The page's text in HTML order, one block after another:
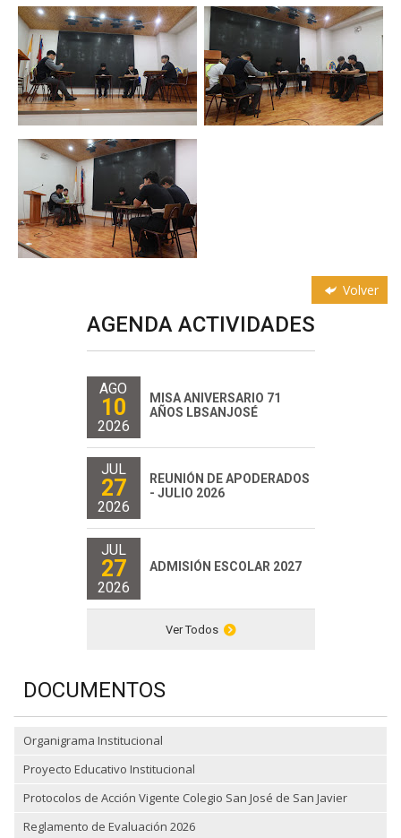
Volver
AGENDA ACTIVIDADES
AGO
10
2026
MISA ANIVERSARIO 71
AÑOS LBSANJOSÉ
JUL
27
2026
REUNIÓN DE APODERADOS
- JULIO 2026
JUL
27
2026
ADMISIÓN ESCOLAR 2027
Ver Todos
DOCUMENTOS
Organigrama Institucional
Proyecto Educativo Institucional
Protocolos de Acción Vigente Colegio San José de San Javier
Reglamento de Evaluación 2026